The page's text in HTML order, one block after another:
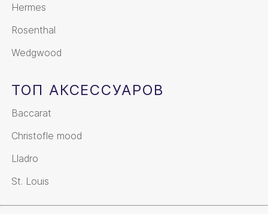
Hermes
Rosenthal
Wedgwood
ТОП АКСЕССУАРОВ
Baccarat
Christofle mood
Lladro
St. Louis